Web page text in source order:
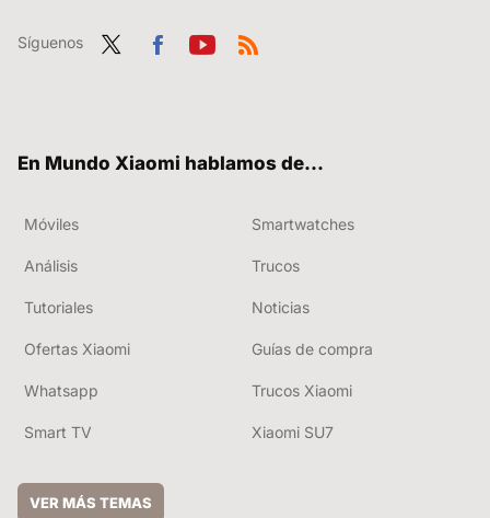
Síguenos
En Mundo Xiaomi hablamos de...
Móviles Smartwatches
Análisis Trucos
Tutoriales Noticias
Ofertas Xiaomi Guías de compra
Whatsapp Trucos Xiaomi
Smart TV Xiaomi SU7
VER MÁS TEMAS